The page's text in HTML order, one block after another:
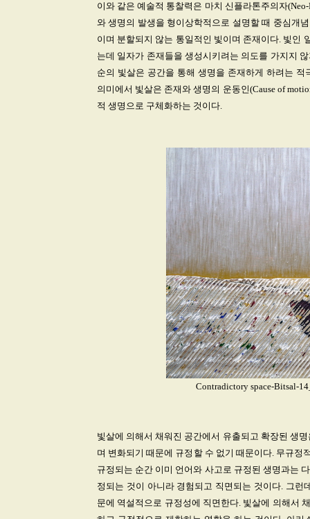
이와 같은 예술적 통찰력은 마치 신플라톤주의자
와 생명의 발생을 형이상학적으로 설명할 때 중심개
이며 분할되지 않는 통일적인 빛이며 존재이다. 빛인
는데 일자가 존재들을 생성시키려는 의도를 가지지
순의 빛살은 공간을 통해 생명을 존재하게 하려는
의미에서 빛살은 존재와 생명의 운동인(Cause of
적 생명으로 구체화하는 것이다.
Contradictory space-Bitsal-
빛살에 의해서 채워진 공간에서 유출되고 확장된 생
며 변화되기 때문에 규정할 수 없기 때문이다. 무규정
규정되는 순간 이미 언어와 사고로 규정된 생명과는
정되는 것이 아니라 경험되고 직면되는 것이다. 그
문에 역설적으로 규정성에 직면한다. 빛살에 의해서